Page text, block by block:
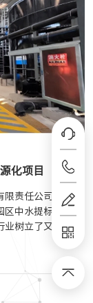
化项目
责任公司（以下
中水提标改造项
树立了又一个低